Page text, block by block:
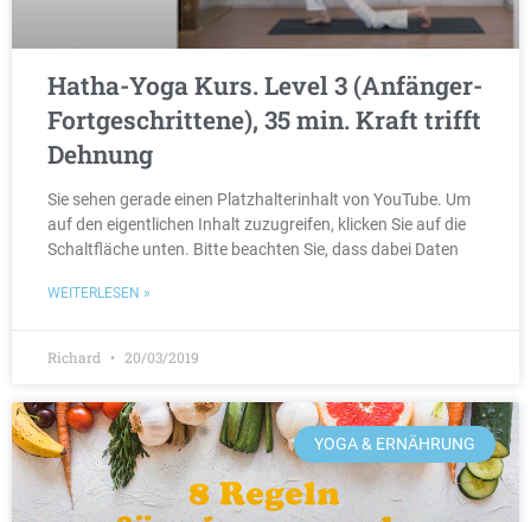
Hatha-Yoga Kurs. Level 3 (Anfänger-
Fortgeschrittene), 35 min. Kraft trifft
Dehnung
Sie sehen gerade einen Platzhalterinhalt von YouTube. Um
auf den eigentlichen Inhalt zuzugreifen, klicken Sie auf die
Schaltfläche unten. Bitte beachten Sie, dass dabei Daten
WEITERLESEN »
Richard 20/03/2019
YOGA & ERNÄHRUNG